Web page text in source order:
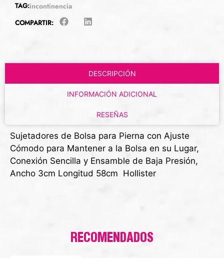
TAG:incontinencia
COMPARTIR:
DESCRIPCIÓN
INFORMACIÓN ADICIONAL
RESEÑAS
Sujetadores de Bolsa para Pierna con Ajuste
Cómodo para Mantener a la Bolsa en su Lugar,
Conexión Sencilla y Ensamble de Baja Presión,
Ancho 3cm Longitud 58cm Hollister
RECOMENDADOS